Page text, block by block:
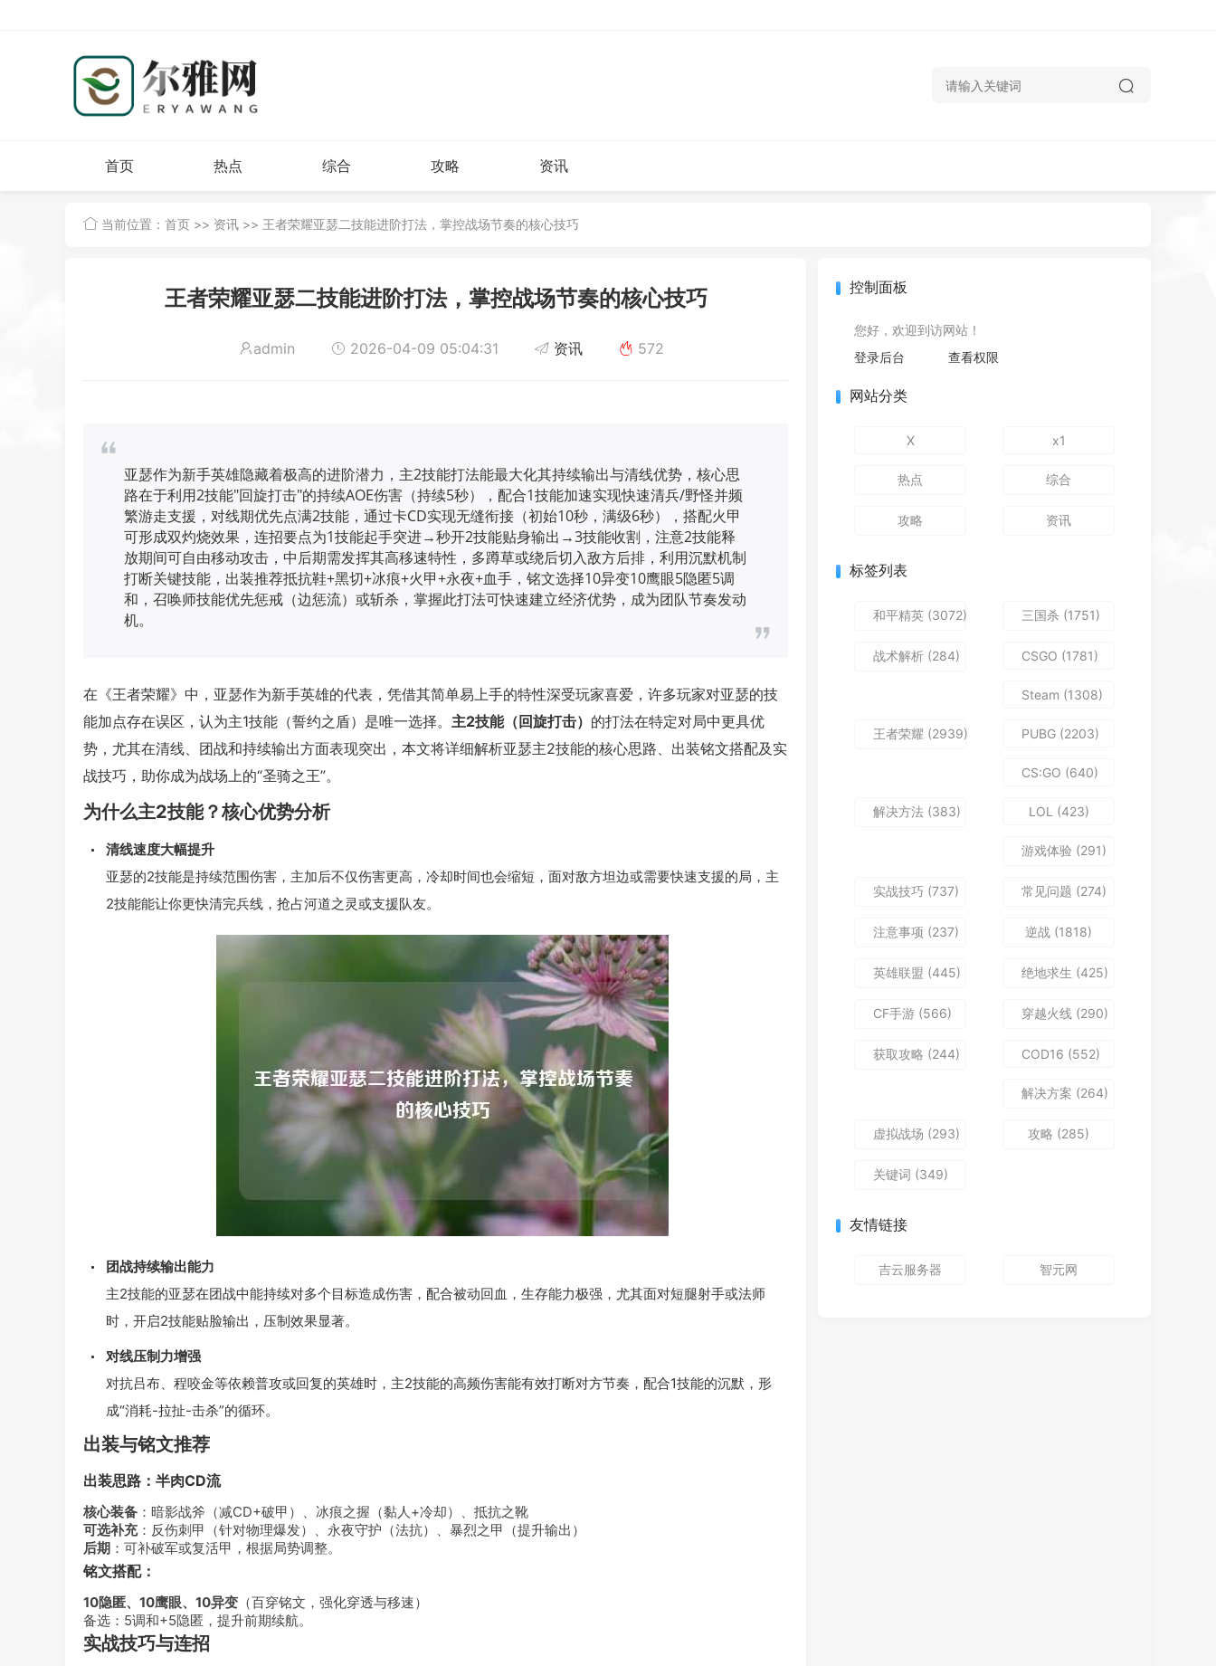
首页 热点 综合 攻略 资讯
当前位置： 首页 >> 资讯 >> 王者荣耀亚瑟二技能进阶打法，掌控战场节奏的核心技巧
王者荣耀亚瑟二技能进阶打法，掌控战场节奏的核心技巧
admin 2026-04-09 05:04:31 资讯 572
亚瑟作为新手英雄隐藏着极高的进阶潜力，主2技能打法能最大化其持续输出与清线优势，核心思
路在于利用2技能"回旋打击"的持续AOE伤害（持续5秒），配合1技能加速实现快速清兵/野怪并频
繁游走支援，对线期优先点满2技能，通过卡CD实现无缝衔接（初始10秒，满级6秒），搭配火甲
可形成双灼烧效果，连招要点为1技能起手突进→秒开2技能贴身输出→3技能收割，注意2技能释
放期间可自由移动攻击，中后期需发挥其高移速特性，多蹲草或绕后切入敌方后排，利用沉默机制
打断关键技能，出装推荐抵抗鞋+黑切+冰痕+火甲+永夜+血手，铭文选择10异变10鹰眼5隐匿5调
和，召唤师技能优先惩戒（边惩流）或斩杀，掌握此打法可快速建立经济优势，成为团队节奏发动
机。
在《王者荣耀》中，亚瑟作为新手英雄的代表，凭借其简单易上手的特性深受玩家喜爱，许多玩家对亚瑟的技
能加点存在误区，认为主1技能（誓约之盾）是唯一选择。 主2技能（回旋打击） 的打法在特定对局中更具优
势，尤其在清线、团战和持续输出方面表现突出，本文将详细解析亚瑟主2技能的核心思路、出装铭文搭配及实
战技巧，助你成为战场上的“圣骑之王”。
为什么主2技能？核心优势分析
清线速度大幅提升
亚瑟的2技能是持续范围伤害，主加后不仅伤害更高，冷却时间也会缩短，面对敌方坦边或需要快速支援的局，主
2技能能让你更快清完兵线，抢占河道之灵或支援队友。
团战持续输出能力
主2技能的亚瑟在团战中能持续对多个目标造成伤害，配合被动回血，生存能力极强，尤其面对短腿射手或法师
时，开启2技能贴脸输出，压制效果显著。
对线压制力增强
对抗吕布、程咬金等依赖普攻或回复的英雄时，主2技能的高频伤害能有效打断对方节奏，配合1技能的沉默，形
成“消耗-拉扯-击杀”的循环。
出装与铭文推荐
出装思路：半肉CD流
核心装备 ：暗影战斧（减CD+破甲）、冰痕之握（黏人+冷却）、抵抗之靴
可选补充：反伤刺甲（针对物理爆发）、永夜守护（法抗）、暴烈之甲（提升输出）
后期 ：可补破军或复活甲，根据局势调整。
铭文搭配：
10隐匿、10鹰眼、10异变 （百穿铭文，强化穿透与移速）
备选：5调和+5隐匿，提升前期续航。
实战技巧与连招
控制面板
您好，欢迎到访网站！
登录后台
查看权限
网站分类
X x1
热点 综合
攻略 资讯
标签列表
和平精英 (3072) 三国杀 (1751)
战术解析 (284) CSGO (1781)
Steam (1308)
王者荣耀 (2939) PUBG (2203)
CS:GO (640)
解决方法 (383) LOL (423)
游戏体验 (291)
实战技巧 (737) 常见问题 (274)
注意事项 (237) 逆战 (1818)
英雄联盟 (445) 绝地求生 (425)
CF手游 (566) 穿越火线 (290)
获取攻略 (244) COD16 (552)
解决方案 (264)
虚拟战场 (293) 攻略 (285)
关键词 (349)
友情链接
吉云服务器 智元网